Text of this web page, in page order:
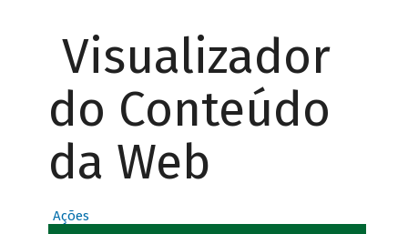
Visualizador
do Conteúdo
da Web
Ações